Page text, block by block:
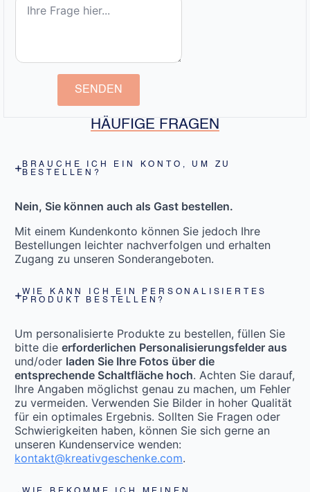
SENDEN
HÄUFIGE FRAGEN
BRAUCHE ICH EIN KONTO, UM ZU
BESTELLEN?
Nein, Sie können auch als Gast bestellen.
Mit einem Kundenkonto können Sie jedoch Ihre
Bestellungen leichter nachverfolgen und erhalten
Zugang zu unseren Sonderangeboten.
WIE KANN ICH EIN PERSONALISIERTES
PRODUKT BESTELLEN?
Um personalisierte Produkte zu bestellen, füllen Sie
bitte die erforderlichen Personalisierungsfelder aus
und/oder laden Sie Ihre Fotos über die
entsprechende Schaltfläche hoch. Achten Sie darauf,
Ihre Angaben möglichst genau zu machen, um Fehler
zu vermeiden. Verwenden Sie Bilder in hoher Qualität
für ein optimales Ergebnis. Sollten Sie Fragen oder
Schwierigkeiten haben, können Sie sich gerne an
unseren Kundenservice wenden:
kontakt@kreativgeschenke.com.